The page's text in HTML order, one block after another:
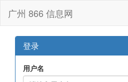
广州 866 信息网